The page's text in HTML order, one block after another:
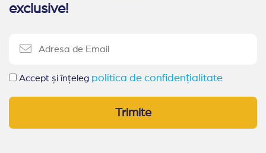
exclusive!
Accept și înțeleg politica de confidențialitate
Trimite